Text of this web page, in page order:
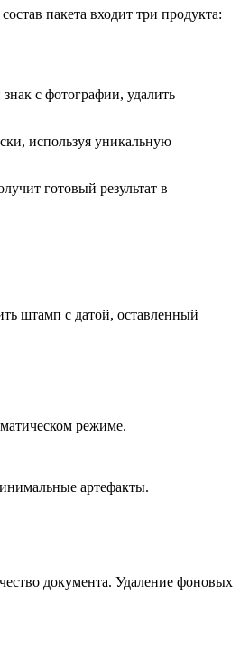
пакета входит три продукта:
с фотографии, удалить
используя уникальную
готовый результат в
штамп с датой, оставленный
режиме.
артефакты.
документа. Удаление фоновых